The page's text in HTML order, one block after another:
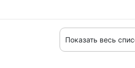
Показать весь